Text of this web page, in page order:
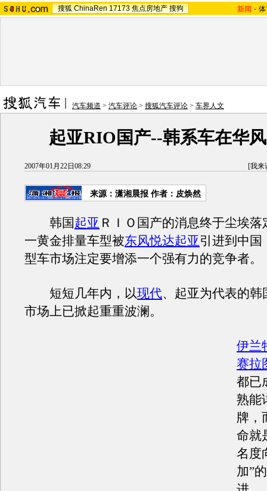
搜狐 ChinaRen 17173 焦点房地产 搜狗 新闻 -
汽车频道 > 汽车评论 > 搜狐汽车评论 > 车界人文
起亚RIO国产--韩系车在华
2007年01月22日08:29 [我来
来源：潇湘晨报 作者：皮焕然
韩国起亚 ＲＩＯ国产的消息终于尘埃
一黄金排量车型被东风悦达起亚引进到中国
型车市场注定要增添一个强有力的竞争者。
短短几年内，以现代、起亚为代表的韩
市场上已掀起重重波澜。
伊兰
赛拉
都已
熟能
牌，
命就
名度
加”